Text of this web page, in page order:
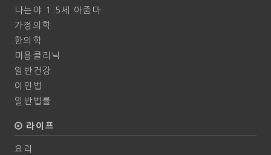
나는야 1.5세 아줌마
가정의학
한의학
미용클리닉
일반건강
이민법
일반법률
라이프
요리